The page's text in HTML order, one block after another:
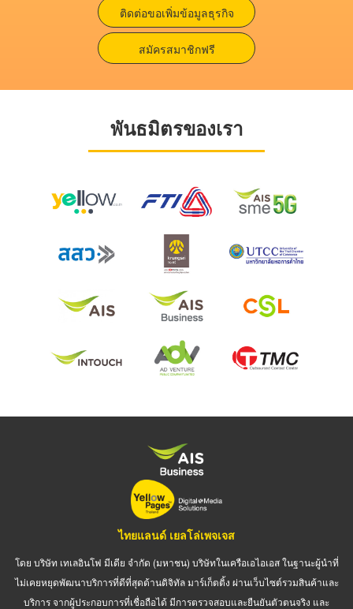
ติดต่อขอเพิ่มข้อมูลธุรกิจ
สมัครสมาชิกฟรี
พันธมิตรของเรา
ไทยแลนด์ เยลโล่เพจเจส
โดย บริษัท เทเลอินโฟ มีเดีย จำกัด (มหาชน) บริษัทในเครือเอไอเอส ในฐานะผู้นำที่
ไม่เคยหยุดพัฒนาบริการที่ดีที่สุดด้านดิจิทัล มาร์เก็ตติ้ง ผ่านเว็บไซต์รวมสินค้าและ
บริการ จากผู้ประกอบการที่เชื่อถือได้ มีการตรวจสอบและยืนยันตัวตนจริง และ